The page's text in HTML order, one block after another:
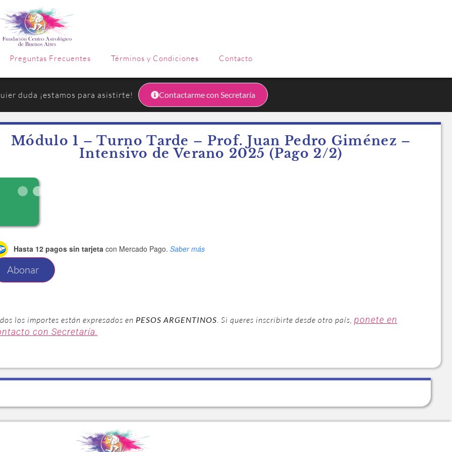
Preguntas Frecuentes Términos y Condiciones Contacto
duda ¡estamos para asistirte! Contactarme con Secretaría
Módulo 1 – Turno Tarde – Prof. Juan Pedro Giménez –
Intensivo de Verano 2025 (Pago 2/2)
Hasta 12 pagos sin tarjetacon Mercado Pago. Saber más
Abonar
los importes están expresados en PESOS ARGENTINOS . Si queres inscribirte desde otro país, ponete en
con Secretaría.